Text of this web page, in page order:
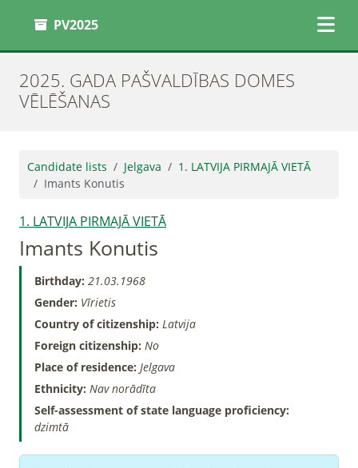
PV2025
2025. GADA PAŠVALDĪBAS DOMES
VĒLĒŠANAS
Candidate lists Jelgava
1. LATVIJA PIRMAJĀ VIETĀ
Imants Konutis
1. LATVIJA PIRMAJĀ VIETĀ
Imants Konutis
Birthday: 21.03.1968
Gender: Vīrietis
Country of citizenship: Latvija
Foreign citizenship: No
Place of residence: Jelgava
Ethnicity: Nav norādīta
Self-assessment of state language proficiency:
dzimtā